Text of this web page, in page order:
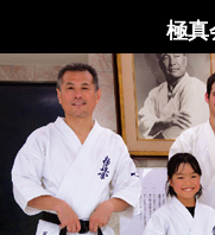
極真